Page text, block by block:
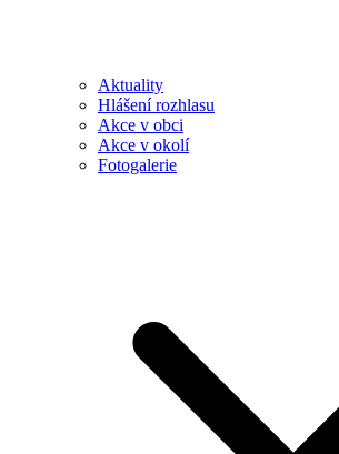
Aktuality
Hlášení rozhlasu
Akce v obci
Akce v okolí
Fotogalerie